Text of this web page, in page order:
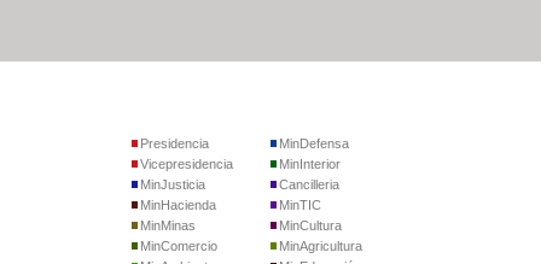
Presidencia
Vicepresidencia
MinJusticia
MinDefensa
MinInterior
Cancilleria
MinHacienda
MinMinas
MinComercio
MinTIC
MinCultura
MinAgricultura